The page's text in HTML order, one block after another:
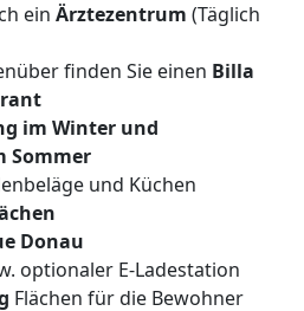
ein Ärztezentrum (Täglich
finden Sie einen Billa
im Winter und
Sommer
und Küchen
Donau
optionaler E-Ladestation
Flächen für die Bewohner